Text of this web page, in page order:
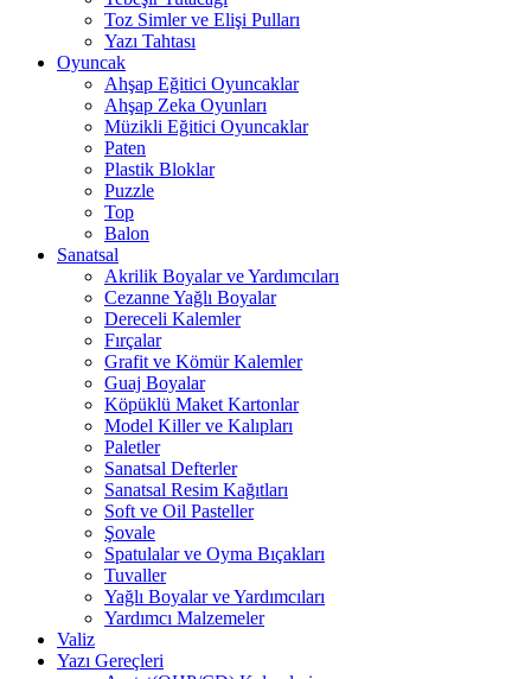
Toz Simler ve Elişi Pulları
Yazı Tahtası
Oyuncak
Ahşap Eğitici Oyuncaklar
Ahşap Zeka Oyunları
Müzikli Eğitici Oyuncaklar
Paten
Plastik Bloklar
Puzzle
Top
Balon
Sanatsal
Akrilik Boyalar ve Yardımcıları
Cezanne Yağlı Boyalar
Dereceli Kalemler
Fırçalar
Grafit ve Kömür Kalemler
Guaj Boyalar
Köpüklü Maket Kartonlar
Model Killer ve Kalıpları
Paletler
Sanatsal Defterler
Sanatsal Resim Kağıtları
Soft ve Oil Pasteller
Şovale
Spatulalar ve Oyma Bıçakları
Tuvaller
Yağlı Boyalar ve Yardımcıları
Yardımcı Malzemeler
Valiz
Yazı Gereçleri